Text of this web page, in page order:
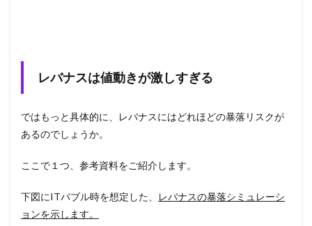
レバナスは値動きが激しすぎる
ではもっと具体的に、レバナスにはどれほどの暴落リスクが
あるのでしょうか。
ここで１つ、参考資料をご紹介します。
下図にITバブル時を想定した、
レバナスの暴落シミュレーシ
ョンを示します。